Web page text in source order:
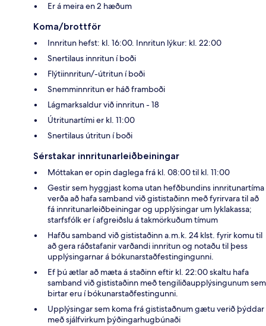
Er á meira en 2 hæðum
Koma/brottför
Innritun hefst: kl. 16:00. Innritun lýkur: kl. 22:00
Snertilaus innritun í boði
Flýtiinnritun/-útritun í boði
Snemminnritun er háð framboði
Lágmarksaldur við innritun - 18
Útritunartími er kl. 11:00
Snertilaus útritun í boði
Sérstakar innritunarleiðbeiningar
Móttakan er opin daglega frá kl. 08:00 til kl. 11:00
Gestir sem hyggjast koma utan hefðbundins innritunartíma
verða að hafa samband við gististaðinn með fyrirvara til að
fá innritunarleiðbeiningar og upplýsingar um lyklakassa;
starfsfólk er í afgreiðslu á takmörkuðum tímum
Hafðu samband við gististaðinn a.m.k. 24 klst. fyrir komu til
að gera ráðstafanir varðandi innritun og notaðu til þess
upplýsingarnar á bókunarstaðfestingingunni.
Ef þú ætlar að mæta á staðinn eftir kl. 22:00 skaltu hafa
samband við gististaðinn með tengiliðaupplýsingunum sem
birtar eru í bókunarstaðfestingunni.
Upplýsingar sem koma frá gististaðnum gætu verið þýddar
með sjálfvirkum þýðingarhugbúnaði